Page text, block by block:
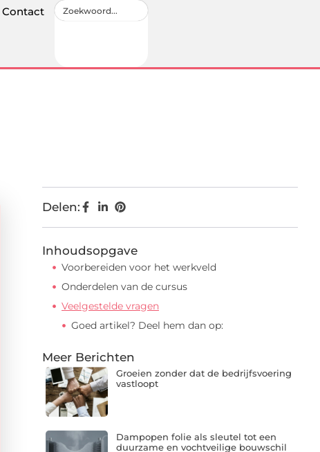
Contact
Delen:
Inhoudsopgave
Voorbereiden voor het werkveld
Onderdelen van de cursus
Veelgestelde vragen
Goed artikel? Deel hem dan op:
Meer Berichten
Groeien zonder dat de bedrijfsvoering
vastloopt
Dampopen folie als sleutel tot een
duurzame en vochtveilige bouwschil